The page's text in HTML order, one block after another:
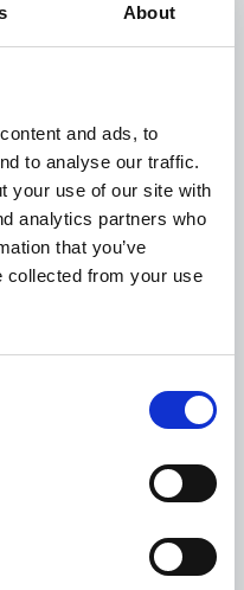
About
and ads, to
to analyse our traffic.
your use of our site with
analytics partners who
that you’ve
collected from your use
zu den
von GreenIT.fr
und
interne
Lieferanten
gegen